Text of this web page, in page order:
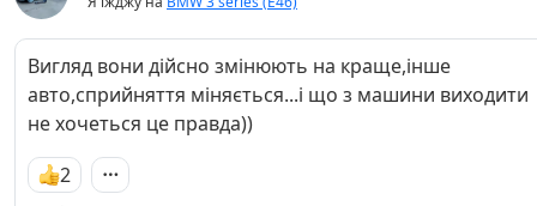
Вигляд вони дійсно змінюють на краще,інше
авто,сприйняття міняється...і що з машини виходити
не хочеться це правда))
2